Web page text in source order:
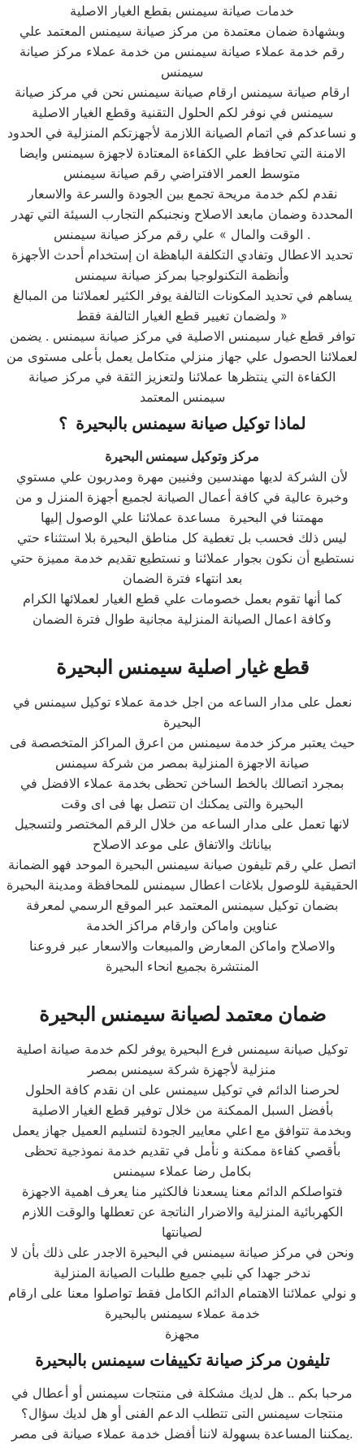
خدمات صيانة سيمنس بقطع الغيار الاصلية
وبشهادة ضمان معتمدة من مركز صيانة سيمنس المعتمد علي
رقم خدمة عملاء صيانة سيمنس من خدمة عملاء مركز صيانة
سيمنس
ارقام صيانة سيمنس ارقام صيانة سيمنس نحن في مركز صيانة
سيمنس في نوفر لكم الحلول التقنية وقطع الغيار الاصلية
و نساعدكم في اتمام الصيانة اللازمة لأجهزتكم المنزلية في الحدود
الامنة التي تحافظ علي الكفاءة المعتادة لاجهزة سيمنس وايضا
متوسط العمر الافتراضي رقم صيانة سيمنس
نقدم لكم خدمة مريحة تجمع بين الجودة والسرعة والاسعار
المحددة وضمان مابعد الاصلاح ونجنبكم التجارب السيئة التي تهدر
الوقت والمال » علي رقم مركز صيانة سيمنس .
تحديد الاعطال وتفادي التكلفة الباهظة ان إستخدام أحدث الأجهزة
وأنظمة التكنولوجيا بمركز صيانة سيمنس
يساهم في تحديد المكونات التالفة يوفر الكثير لعملائنا من المبالغ
ولضمان تغيير قطع الغيار التالفة فقط »
توافر قطع غيار سيمنس الاصلية في مركز صيانة سيمنس . يضمن
لعملائنا الحصول علي جهاز منزلي متكامل يعمل بأعلى مستوى من
الكفاءة التي ينتظرها عملائنا ولتعزيز الثقة في مركز صيانة
سيمنس المعتمد
لماذا توكيل صيانة سيمنس بالبحيرة ؟
مركز وتوكيل سيمنس البحيرة
لأن الشركة لديها مهندسين وفنيين مهرة ومدربون علي مستوي
وخبرة عالية في كافة أعمال الصيانة لجميع أجهزة المنزل و من
مهمتنا في البحيرة مساعدة عملائنا علي الوصول إليها
ليس ذلك فحسب بل تغطية كل مناطق البحيرة بلا استثناء حتي
نستطيع أن نكون بجوار عملائنا و نستطيع تقديم خدمة مميزة حتي
بعد انتهاء فترة الضمان
كما أنها تقوم بعمل خصومات علي قطع الغيار لعملائها الكرام
وكافة اعمال الصيانة المنزلية مجانية طوال فترة الضمان
قطع غيار اصليةسيمنس البحيرة
نعمل على مدار الساعه من اجل خدمة عملاء توكيل سيمنس في
البحيرة
حيث يعتبر مركز خدمة سيمنس من اعرق المراكز المتخصصة فى
صيانة الاجهزة المنزلية بمصر من شركة سيمنس
بمجرد اتصالك بالخط الساخن تحظى بخدمة عملاء الافضل في
البحيرة والتى يمكنك ان تتصل بها فى اى وقت
لانها تعمل على مدار الساعه من خلال الرقم المختصر ولتسجيل
بياناتك والاتفاق على موعد الاصلاح
اتصل علي رقم تليفون صيانة سيمنس البحيرة الموحد فهو الضمانة
الحقيقية للوصول بلاغات اعطال سيمنس للمحافظة ومدينة البحيرة
بضمان توكيل سيمنس المعتمد عبر الموقع الرسمي لمعرفة
عناوين واماكن وارقام مراكز الخدمة
والاصلاح واماكن المعارض والمبيعات والاسعار عبر فروعنا
المنتشرة بجميع انحاء البحيرة
ضمان معتمد لصيانةسيمنس البحيرة
توكيل صيانة سيمنس فرع البحيرة يوفر لكم خدمة صيانة اصلية
منزلية لأجهزة شركة سيمنس بمصر
لحرصنا الدائم في توكيل سيمنس على ان نقدم كافة الحلول
بأفضل السبل الممكنة من خلال توفير قطع الغيار الاصلية
وبخدمة تتوافق مع اعلي معايير الجودة لتسليم العميل جهاز يعمل
بأقصي كفاءة ممكنة و نأمل في تقديم خدمة نموذجية تحظى
بكامل رضا عملاء سيمنس
فتواصلكم الدائم معنا يسعدنا فالكثير منا يعرف اهمية الاجهزة
الكهربائية المنزلية والاضرار الناتجة عن تعطلها والوقت اللازم
لصيانتها
ونحن في مركز صيانة سيمنس في البحيرة الاجدر على ذلك بأن لا
ندخر جهدا كي نلبي جميع طلبات الصيانة المنزلية
و نولي عملائنا الاهتمام الدائم الكامل فقط تواصلوا معنا على ارقام
خدمة عملاء سيمنس بالبحيرة
مجهزة
تليفون مركز صيانة تكييفات سيمنس بالبحيرة
مرحبا بكم .. هل لديك مشكلة فى منتجات سيمنس أو أعطال في
منتجات سيمنس التى تتطلب الدعم الفنى أو هل لديك سؤال؟
يمكننا المساعدة بسهولة لاننا أفضل خدمة عملاء صيانة فى مصر.